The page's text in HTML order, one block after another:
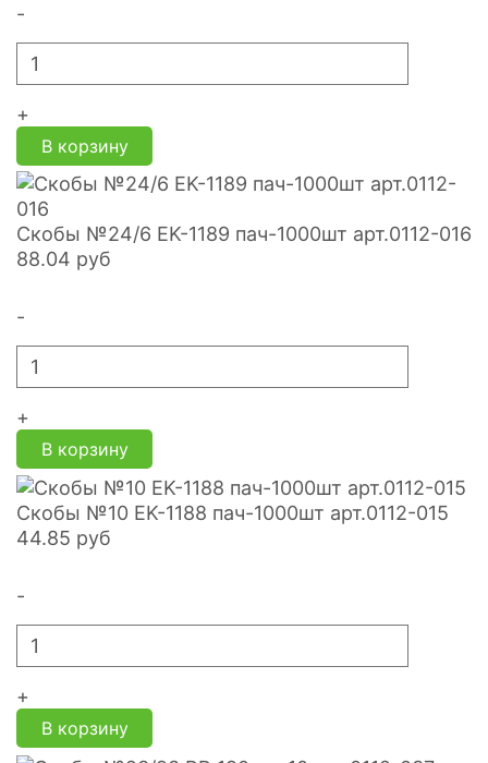
-
+
В корзину
Скобы №24/6 EK-1189 пач-1000шт арт.0112-016
88.04 руб
-
+
В корзину
Скобы №10 EK-1188 пач-1000шт арт.0112-015
44.85 руб
-
+
В корзину